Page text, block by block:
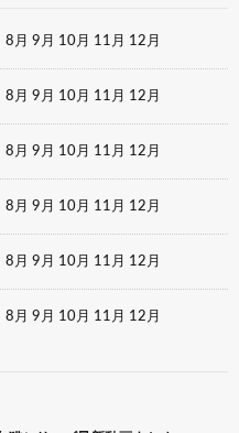
8月 9月 10月 11月 12月
8月 9月 10月 11月 12月
8月 9月 10月 11月 12月
8月 9月 10月 11月 12月
8月 9月 10月 11月 12月
8月 9月 10月 11月 12月